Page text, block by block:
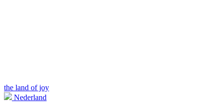
the land of joy
Nederland